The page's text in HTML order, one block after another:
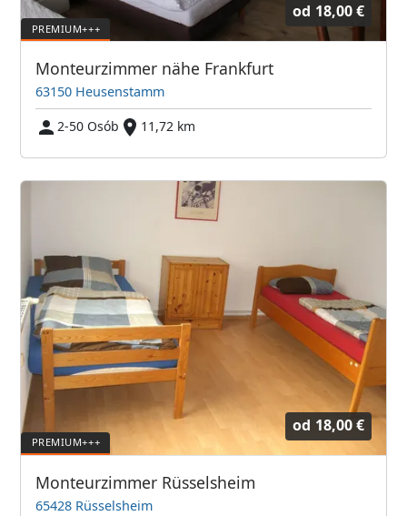
od 18,00 €
Monteurzimmer nähe Frankfurt
63150 Heusenstamm
2-50 Osób
11,72 km
od 18,00 €
Monteurzimmer Rüsselsheim
65428 Rüsselsheim